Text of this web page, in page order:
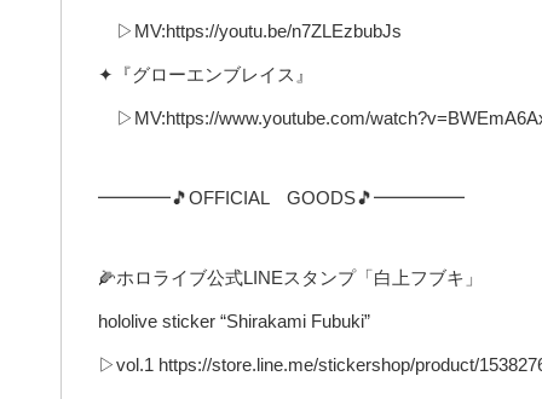
▷MV:https://youtu.be/n7ZLEzbubJs
✦『グローエンブレイス』
▷MV:https://www.youtube.com/
━━━━🎵OFFICIAL GOODS🎵━━━━━
🌽ホロライブ公式LINEスタンプ「白上フブキ」
hololive sticker “Shirakami Fubuki”
▷vol.1 https://store.line.me/stickershop/product/